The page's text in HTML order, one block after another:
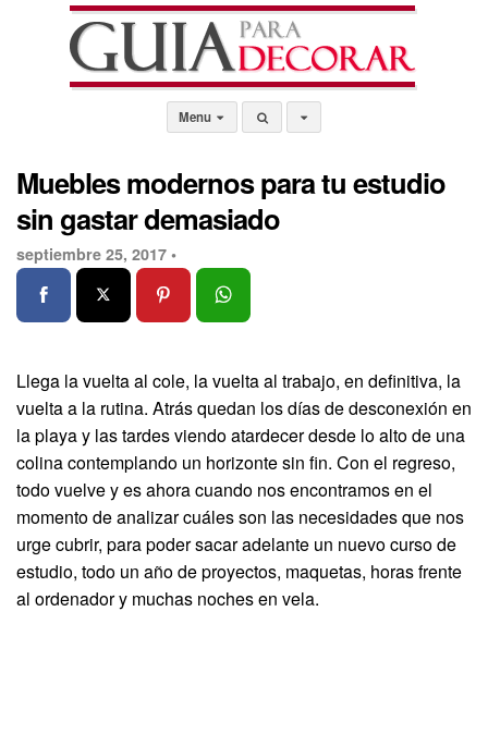
Menu
Muebles modernos para tu estudio
sin gastar demasiado
septiembre 25, 2017 •
Llega la vuelta al cole, la vuelta al trabajo, en definitiva, la
vuelta a la rutina. Atrás quedan los días de desconexión en
la playa y las tardes viendo atardecer desde lo alto de una
colina contemplando un horizonte sin fin. Con el regreso,
todo vuelve y es ahora cuando nos encontramos en el
momento de analizar cuáles son las necesidades que nos
urge cubrir, para poder sacar adelante un nuevo curso de
estudio, todo un año de proyectos, maquetas, horas frente
al ordenador y muchas noches en vela.